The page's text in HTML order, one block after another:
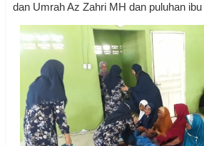
dan Umrah Az Zahri MH dan puluhan